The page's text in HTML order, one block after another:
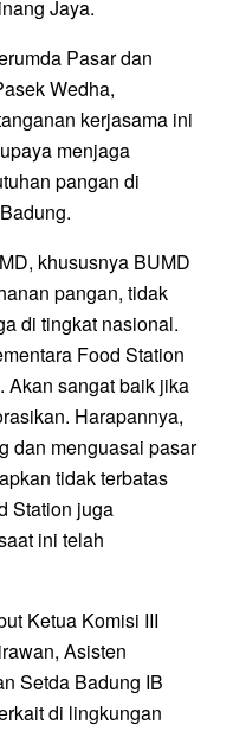
Jaya.
Pasar dan
Wedha,
kerjasama ini
menjaga
pangan di
khususnya BUMD
pangan, tidak
di tingkat nasional.
Food Station
Akan sangat baik jika
Harapannya,
dan menguasai pasar
tidak terbatas
Station juga
ini telah
Ketua Komisi III
Asisten
Setda Badung IB
di lingkungan